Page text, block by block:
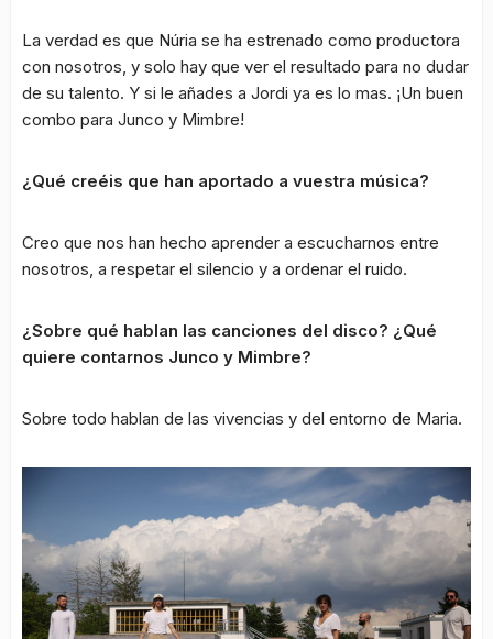
La verdad es que Núria se ha estrenado como productora
con nosotros, y solo hay que ver el resultado para no dudar
de su talento. Y si le añades a Jordi ya es lo mas. ¡Un buen
combo para Junco y Mimbre!
¿Qué creéis que han aportado a vuestra música?
Creo que nos han hecho aprender a escucharnos entre
nosotros, a respetar el silencio y a ordenar el ruido.
¿Sobre qué hablan las canciones del disco? ¿Qué
quiere contarnos Junco y Mimbre?
Sobre todo hablan de las vivencias y del entorno de Maria.